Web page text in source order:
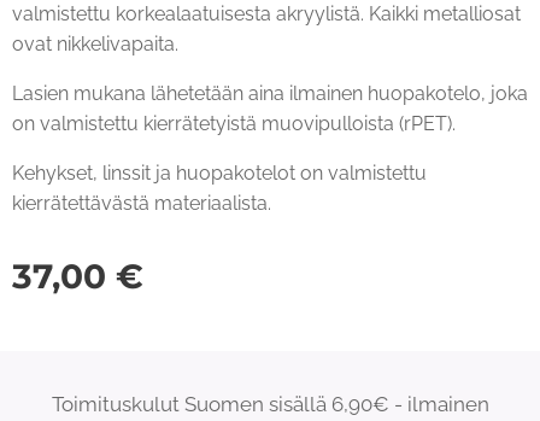
valmistettu korkealaatuisesta akryylistä. Kaikki metalliosat
ovat nikkelivapaita.
Lasien mukana lähetetään aina ilmainen huopakotelo, joka
on valmistettu kierrätetyistä muovipulloista (rPET).
Kehykset, linssit ja huopakotelot on valmistettu
kierrätettävästä materiaalista.
37,00 €
Toimituskulut Suomen sisällä 6,90€ - ilmainen